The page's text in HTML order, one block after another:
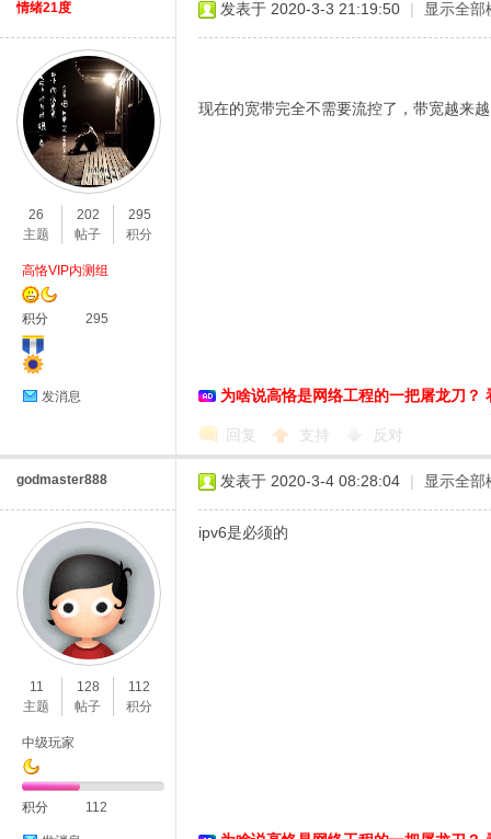
情绪21度
26
主题
202
帖子
295
积分
高恪VIP内测组
积分 295
发消息
发表于 2020-3-3 21:19:50 | 显示全部
现在的宽带完全不需要流控了，带宽越来
为啥说高恪是网络工程的一把屠龙刀？
回复 支持 反对
godmaster888
11
主题
128
帖子
112
积分
中级玩家
积分 112
发表于 2020-3-4 08:28:04 | 显示全部
ipv6是必须的